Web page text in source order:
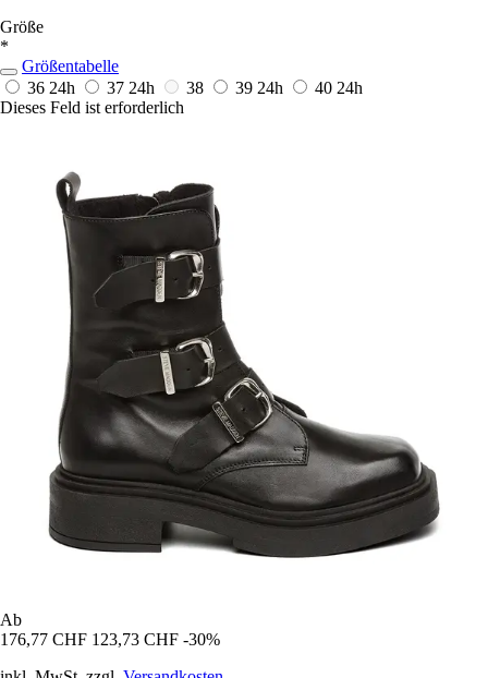
Größe
*
Größentabelle
36 24h 37 24h 38 39 24h 40 24h
Dieses Feld ist erforderlich
Ab
176,77 CHF 123,73 CHF -30%